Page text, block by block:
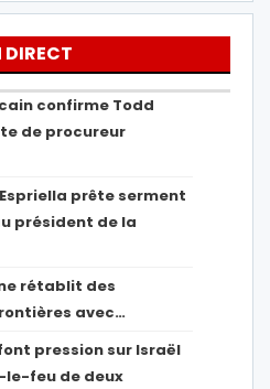
DIRECT
confirme Todd
de procureur
prête serment
président de la
rétablit des
avec…
pression sur Israël
le-feu de deux